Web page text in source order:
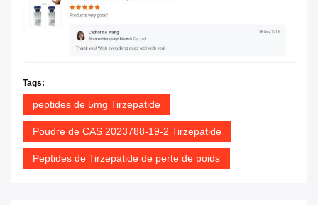
Tags:
peptides de 5mg Tirzepatide
Poudre de CAS 2023788-19-2 Tirzepatide
Peptides de Tirzepatide de perte de poids